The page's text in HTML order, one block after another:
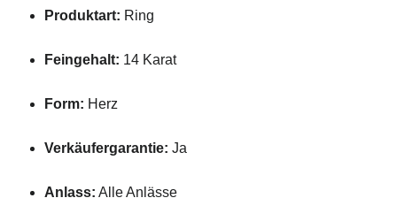
Produktart: Ring
Feingehalt: 14 Karat
Form: Herz
Verkäufergarantie: Ja
Anlass: Alle Anlässe